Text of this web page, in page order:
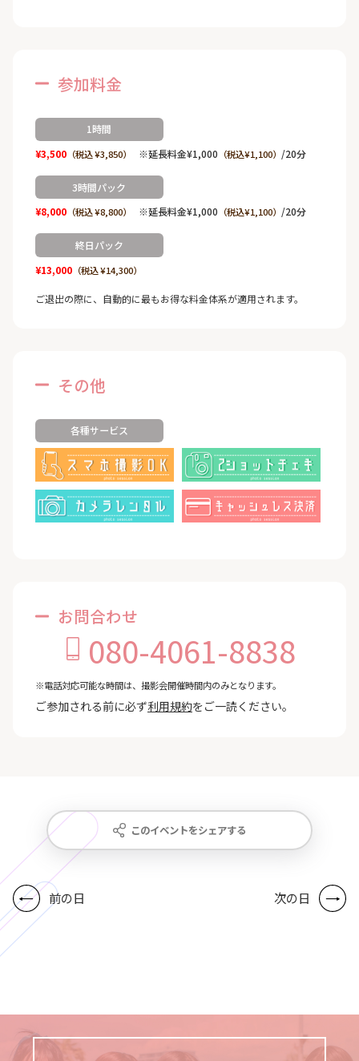
参加料金
1時間
¥3,500（税込 ¥3,850） ※延長料金¥1,000 （税込¥1,100） /20分
3時間パック
¥8,000（税込 ¥8,800） ※延長料金¥1,000 （税込¥1,100） /20分
終日パック
¥13,000（税込 ¥14,300）
ご退出の際に、自動的に最もお得な料金体系が適用されます。
その他
各種サービス
お問合わせ
080-4061-8838
※電話対応可能な時間は、撮影会開催時間内のみとなります。
ご参加される前に必ず利用規約をご一読ください。
このイベントをシェアする
前の日 次の日